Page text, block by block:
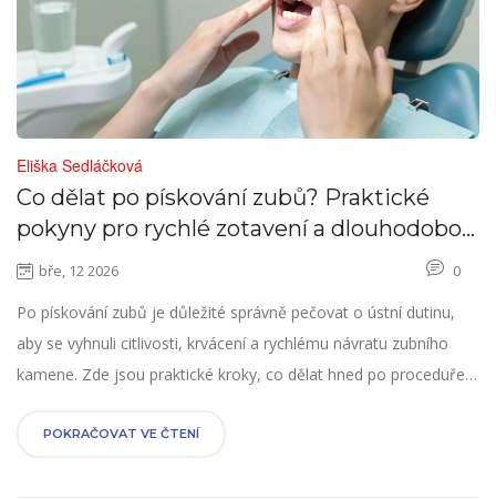
Eliška Sedláčková
Co dělat po pískování zubů? Praktické
pokyny pro rychlé zotavení a dlouhodobou
péčibře, 12 2026 0
Po pískování zubů je důležité správně pečovat o ústní dutinu,
aby se vyhnuli citlivosti, krvácení a rychlému návratu zubního
kamene. Zde jsou praktické kroky, co dělat hned po proceduře a
POKRAČOVAT VE ČTENÍ